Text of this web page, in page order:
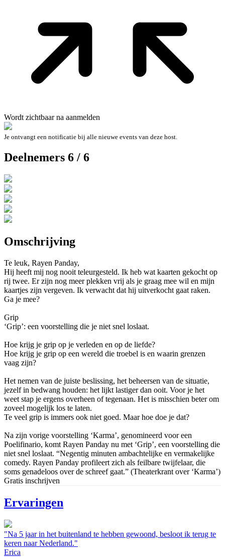
Wordt zichtbaar na aanmelden
Je ontvangt een notificatie bij alle nieuwe events van deze host.
Deelnemers 6 / 6
Omschrijving
Te leuk, Rayen Panday,
Hij heeft mij nog nooit teleurgesteld. Ik heb wat kaarten gekocht op
rij twee. Er zijn nog meer plekken vrij als je graag mee wil en mijn
kaartjes zijn vergeven. Ik verwacht dat hij uitverkocht gaat raken.
Ga je mee?
Grip
‘Grip’: een voorstelling die je niet snel loslaat.
Hoe krijg je grip op je verleden en op de liefde?
Hoe krijg je grip op een wereld die troebel is en waarin grenzen
vaag zijn?
Het nemen van de juiste beslissing, het beheersen van de situatie,
jezelf in bedwang houden: het lijkt lastiger dan ooit. Voor je het
weet stap je ergens overheen of tegenaan. Het is misschien beter om
zoveel mogelijk los te laten.
Te veel grip is immers ook niet goed. Maar hoe doe je dat?
Na zijn vorige voorstelling ‘Karma’, genomineerd voor een
Poelifinario, komt Rayen Panday nu met ‘Grip’, een voorstelling die
niet snel loslaat. “Negentig minuten ambachtelijke en vermakelijke
comedy. Rayen Panday profileert zich als feilbare twijfelaar, die
soms genadeloos over de schreef gaat.” (Theaterkrant over ‘Karma’)
Gratis inschrijven
Ervaringen
"Na 5 jaar in het buitenland te hebben gewoond, besloot ik terug te
keren naar Nederland."
Erica